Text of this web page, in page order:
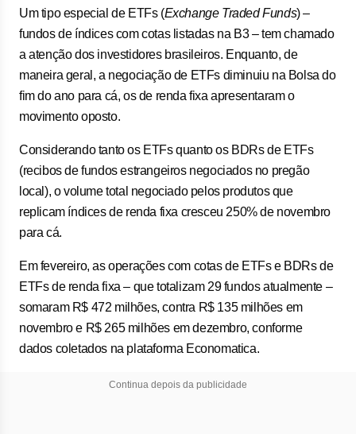
Um tipo especial de ETFs (Exchange Traded Funds) –
fundos de índices com cotas listadas na B3 – tem chamado
a atenção dos investidores brasileiros. Enquanto, de
maneira geral, a negociação de ETFs diminuiu na Bolsa do
fim do ano para cá, os de renda fixa apresentaram o
movimento oposto.
Considerando tanto os ETFs quanto os BDRs de ETFs
(recibos de fundos estrangeiros negociados no pregão
local), o volume total negociado pelos produtos que
replicam índices de renda fixa cresceu 250% de novembro
para cá.
Em fevereiro, as operações com cotas de ETFs e BDRs de
ETFs de renda fixa – que totalizam 29 fundos atualmente –
somaram R$ 472 milhões, contra R$ 135 milhões em
novembro e R$ 265 milhões em dezembro, conforme
dados coletados na plataforma Economatica.
Continua depois da publicidade